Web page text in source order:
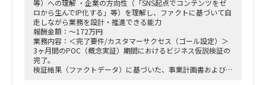
等）への理解 ・企業の方向性（「SNS起点でコンテンツをゼ
ロから生んでIP化する」等）を理解し、ファクトに基づいて自
走しながら業務を設計・推進できる能力
報酬金額：～172万円
業務内容：＜完了要件/カスタマーサクセス（ゴール設定）＞
3ヶ月間のPOC（概念実証）期間におけるビジネス仮説検証の
完了。
検証結果（ファクトデータ）に基づいた、事業計画書および市